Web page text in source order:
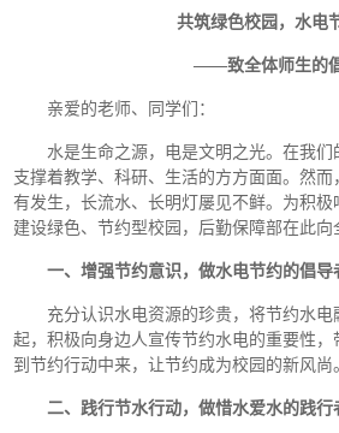
共筑绿色校园，水电
——致全体师生的
亲爱的老师、同学们：
水是生命之源，电是文明之光。在我
支撑着教学、科研、生活的方方面面。然
有发生，长流水、长明灯屡见不鲜。为积极
建设绿色、节约型校园，后勤保障部在此向
一、增强节约意识，做水电节约的倡导
充分认识水电资源的珍贵，将节约水
起，积极向身边人宣传节约水电的重要性
到节约行动中来，让节约成为校园的新风尚
二、践行节水行动，做惜水爱水的践行